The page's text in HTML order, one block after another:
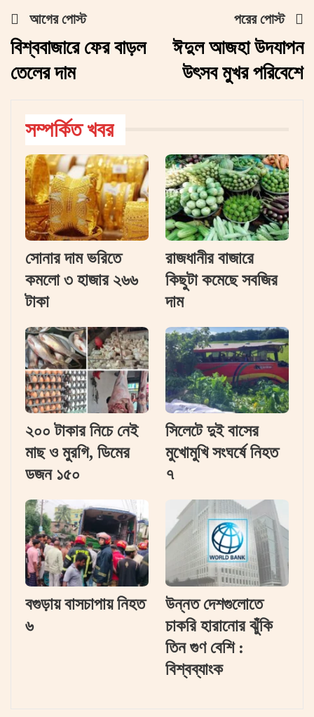
আগের পোস্ট
বিশ্ববাজারে ফের বাড়ল
তেলের দাম
পরের পোস্ট
ঈদুল আজহা উদযাপন
উৎসব মুখর পরিবেশে
সম্পর্কিত খবর
সোনার দাম ভরিতে
কমলো ৩ হাজার ২৬৬
টাকা
রাজধানীর বাজারে
কিছুটা কমেছে সবজির
দাম
২০০ টাকার নিচে নেই
মাছ ও মুরগি, ডিমের
ডজন ১৫০
সিলেটে দুই বাসের
মুখোমুখি সংঘর্ষে নিহত
৭
বগুড়ায় বাসচাপায় নিহত
৬
উন্নত দেশগুলোতে
চাকরি হারানোর ঝুঁকি
তিন গুণ বেশি :
বিশ্বব্যাংক